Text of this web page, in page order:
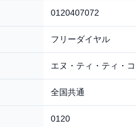
0120407072
フリーダイヤル
エヌ・ティ・ティ・
全国共通
0120